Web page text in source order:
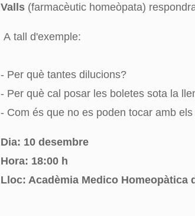
Valls (farmacèutic homeòpata)
A tall d'exemple:
- Per què tantes dilucions?
- Per què cal posar les boletes sota la
- Com és que no es poden tocar amb
Dia: 10 desembre
Hora: 18:00 h
Lloc: Acadèmia Medico